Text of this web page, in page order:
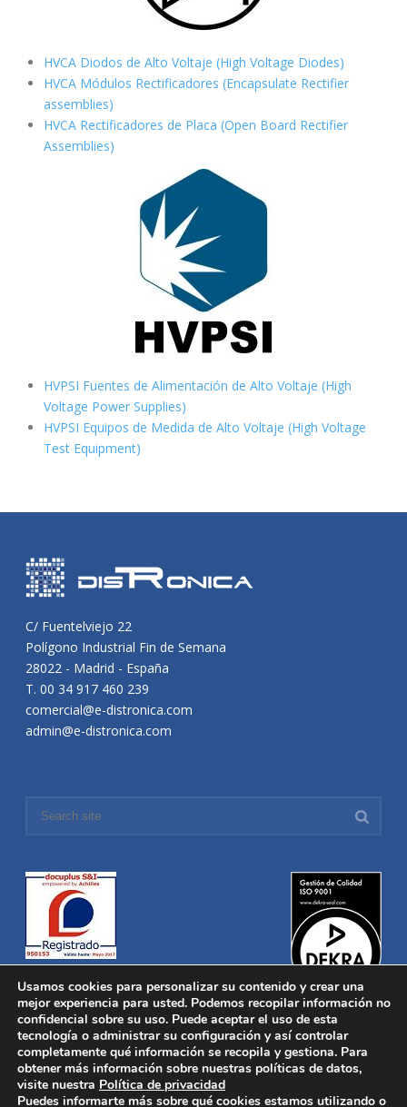
HVCA Diodos de Alto Voltaje (High Voltage Diodes)
HVCA Módulos Rectificadores (Encapsulate Rectifier
assemblies)
HVCA Rectificadores de Placa (Open Board Rectifier
Assemblies)
HVPSI Fuentes de Alimentación de Alto Voltaje (High
Voltage Power Supplies)
HVPSI Equipos de Medida de Alto Voltaje (High Voltage
Test Equipment)
C/ Fuentelviejo 22
Polígono Industrial Fin de Semana
28022 - Madrid - España
T. 00 34 917 460 239
comercial@e-distronica.com
admin@e-distronica.com
Distronica © 2016 Todos los derechos reservados.Aviso legal
Política de privacidad|Política de Cookies
Desarrollado porNucleosoft
Inicio
Usamos cookies para personalizar su contenido y crear una
mejor experiencia para usted. Podemos recopilar información no
confidencial sobre su uso. Puede aceptar el uso de esta
tecnología o administrar su configuración y así controlar
completamente qué información se recopila y gestiona. Para
obtener más información sobre nuestras políticas de datos,
visite nuestra Política de privacidad
Puedes informarte más sobre qué cookies estamos utilizando o